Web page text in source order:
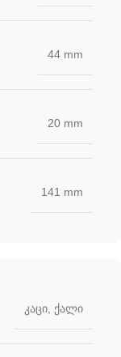
44 mm
20 mm
141 mm
კაცი, ქალი